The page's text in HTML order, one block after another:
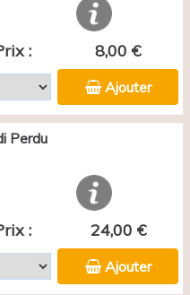
: 8,00 €
Ajouter
Perdu
: 24,00 €
Ajouter